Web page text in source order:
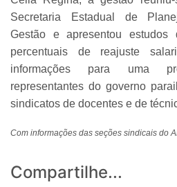
Secretaria Estadual de
Gestão e apresentou
percentuais de reajuste
informações para uma
representantes do governo
sindicatos de docentes e de
Com informações das seções sindicais
Compartilhe...